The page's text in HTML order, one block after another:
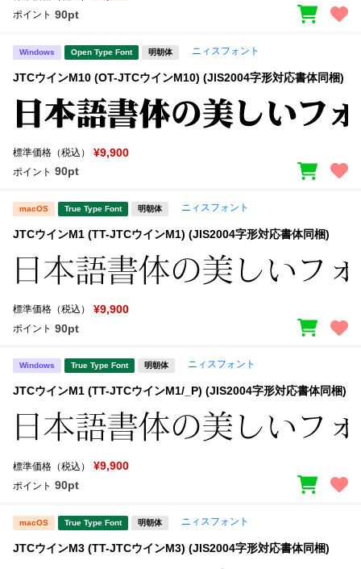
ポイント 90pt
Windows Open Type Font 明朝体 ニィスフォント
JTCウインM10 (OT-JTCウインM10) (JIS2004字形対応書体同梱)
標準価格（税込） ¥9,900
ポイント 90pt
macOS True Type Font 明朝体 ニィスフォント
JTCウインM1 (TT-JTCウインM1) (JIS2004字形対応書体同梱)
標準価格（税込） ¥9,900
ポイント 90pt
Windows True Type Font 明朝体 ニィスフォント
JTCウインM1 (TT-JTCウインM1/_P) (JIS2004字形対応書体同梱)
標準価格（税込） ¥9,900
ポイント 90pt
macOS True Type Font 明朝体 ニィスフォント
JTCウインM3 (TT-JTCウインM3) (JIS2004字形対応書体同梱)